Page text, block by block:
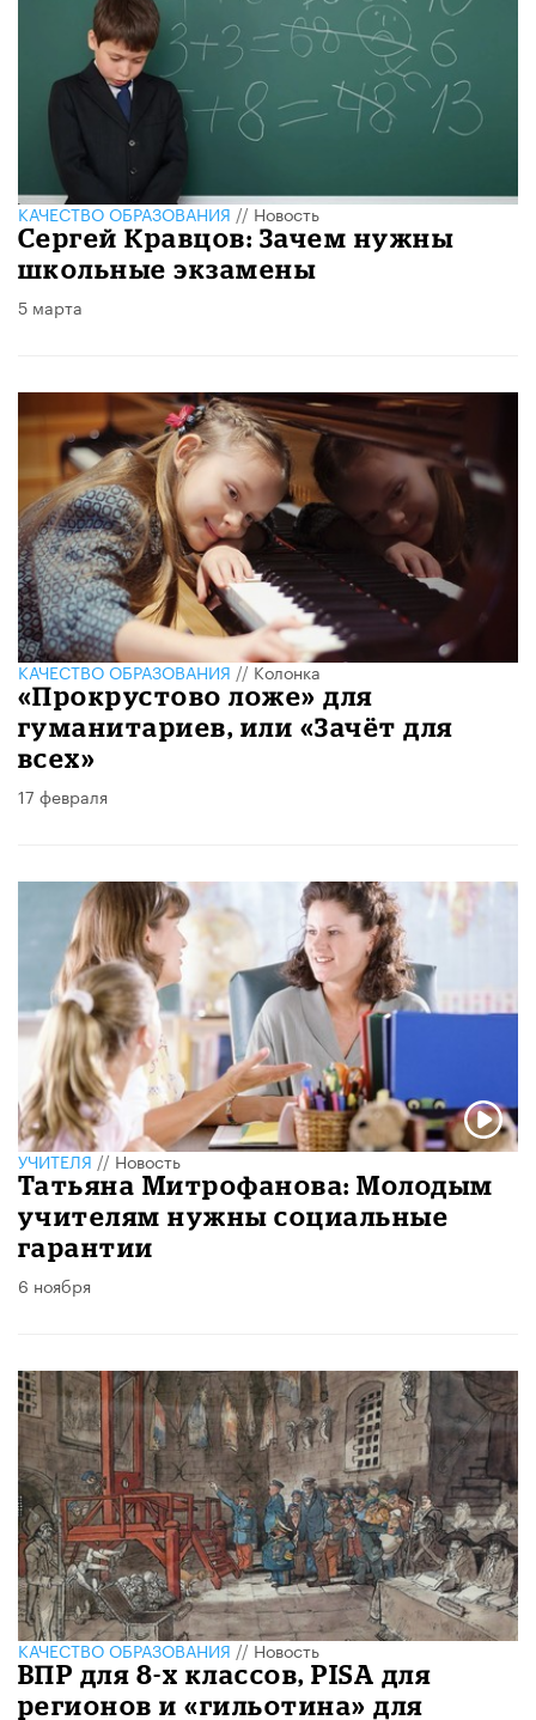
КАЧЕСТВО ОБРАЗОВАНИЯ//Новость
Сергей Кравцов: Зачем нужны
школьные экзамены
5 марта
КАЧЕСТВО ОБРАЗОВАНИЯ//Колонка
«Прокрустово ложе» для
гуманитариев, или «Зачёт для
всех»
17 февраля
УЧИТЕЛЯ//Новость
Татьяна Митрофанова: Молодым
учителям нужны социальные
гарантии
6 ноября
КАЧЕСТВО ОБРАЗОВАНИЯ//Новость
ВПР для 8-х классов, PISA для
регионов и «гильотина» для